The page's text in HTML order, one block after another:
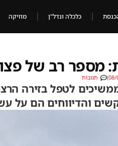
כלכלה ונדל"ן מוזיקה
מספר רב של
תגובות
לטפל בזירה
והדיווחים הם על